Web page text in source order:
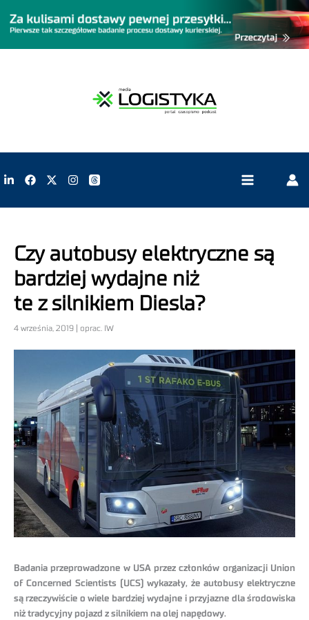
Czy autobusy elektryczne są
bardziej wydajne niż
te z silnikiem Diesla?
4 września, 2019 | oprac. IW
Badania przeprowadzone w USA przez członków organizacji Union
of Concerned Scientists (UCS) wykazały, że autobusy elektryczne
są rzeczywiście o wiele bardziej wydajne i przyjazne dla środowiska
niż tradycyjny pojazd z silnikiem na olej napędowy.